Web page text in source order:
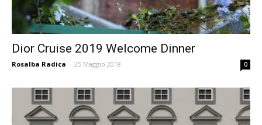
Dior Cruise 2019 Welcome Dinner
Rosalba Radica - 25 Maggio 2018 0